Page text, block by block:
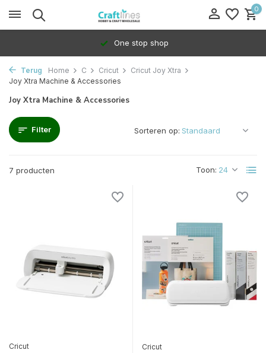
0
One stop shop
Terug Home C Cricut
Cricut Joy Xtra
Joy Xtra Machine & Accessories
Joy Xtra Machine & Accessories
Filter
7 producten Toon:
Sorteren op:
Cricut Cricut